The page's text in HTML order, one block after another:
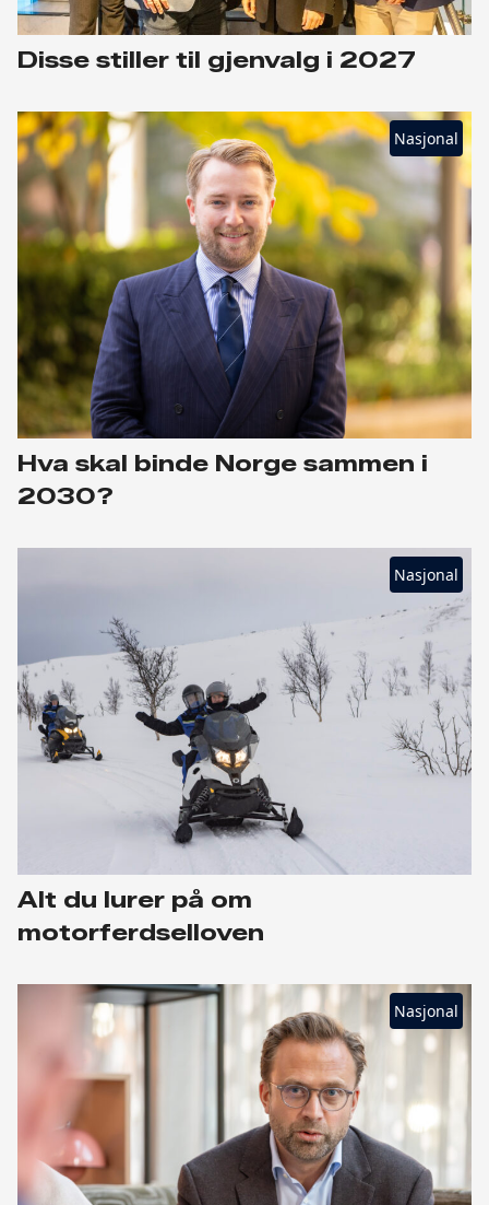
Disse stiller til gjenvalg i 2027
Nasjonal
Hva skal binde Norge sammen i
2030?
Nasjonal
Alt du lurer på om
motorferdselloven
Nasjonal